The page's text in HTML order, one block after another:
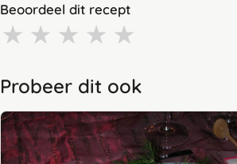
Beoordeel dit recept
★ ★ ★ ★ ★
Probeer dit ook